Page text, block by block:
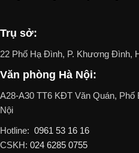
Trụ sở:
22 Phố Hạ Đình, P. Khương Đình,
Văn phòng Hà Nội:
A28-A30 TT6 KĐT Văn Quán,
Nội
Hotline: 0961 53 16 16
CSKH: 024 6285 0755